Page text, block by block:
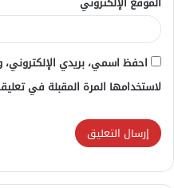
احفظ اسمي، بريدي
لاستخدامها المرة المقبلة في